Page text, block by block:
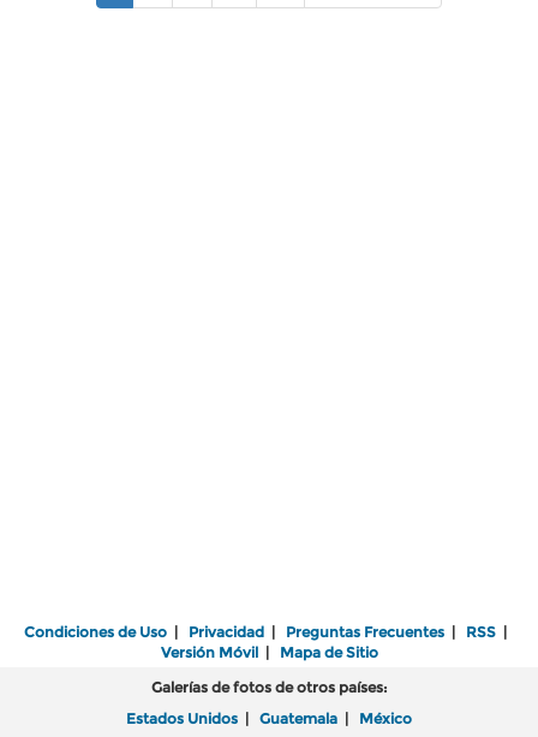
Condiciones de Uso | Privacidad | Preguntas Frecuentes | RSS |
Versión Móvil| Mapa de Sitio
Galerías de fotos de otros países:
Estados Unidos | Guatemala | México